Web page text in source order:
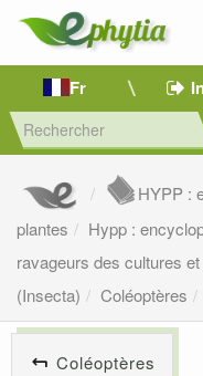
Fr
HYPP :
plantes
Hypp :
ravageurs des cultures
(Insecta)
Coléoptères
Coléoptères